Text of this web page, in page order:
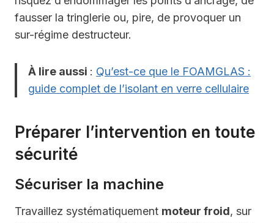
fausser la tringlerie ou, pire, de provoquer un
sur-régime destructeur.
À lire aussi : Qu’est-ce que le FOAMGLAS :
guide complet de l’isolant en verre cellulaire
Préparer l’intervention en toute
sécurité
Sécuriser la machine
Travaillez systématiquement moteur froid, sur